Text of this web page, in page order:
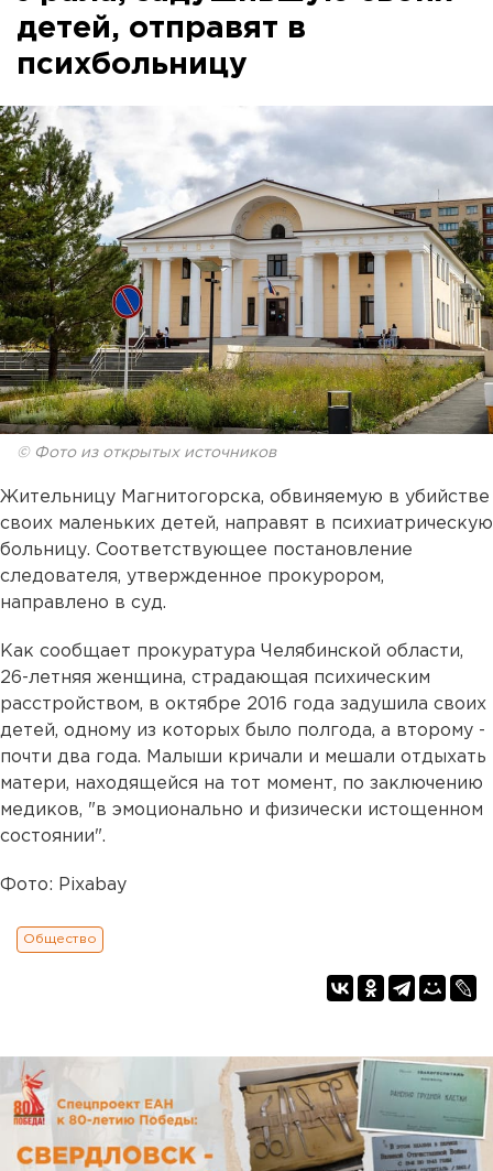
детей, отправят в
психбольницу
© Фото из открытых источников
Жительницу Магнитогорска, обвиняемую в убийстве
своих маленьких детей, направят в психиатрическую
больницу. Соответствующее постановление
следователя, утвержденное прокурором,
направлено в суд.
Как сообщает прокуратура Челябинской области,
26-летняя женщина, страдающая психическим
расстройством, в октябре 2016 года задушила своих
детей, одному из которых было полгода, а второму -
почти два года. Малыши кричали и мешали отдыхать
матери, находящейся на тот момент, по заключению
медиков, "в эмоционально и физически истощенном
состоянии".
Фото: Pixabay
Общество